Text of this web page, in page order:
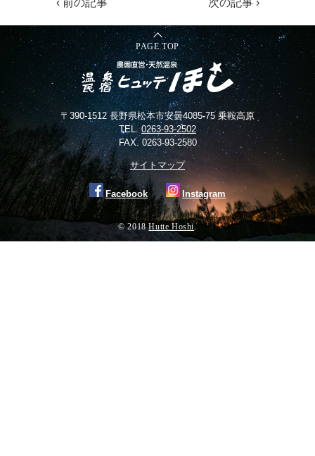
‹ 前の記事 次の記事 ›
PAGE TOP
〒390-1512 長野県松本市安曇4085-75 乗鞍高原
TEL.0263-93-2502
FAX. 0263-93-2580
サイトマップ
Facebook Instagram
© 2018Hutte Hoshi.